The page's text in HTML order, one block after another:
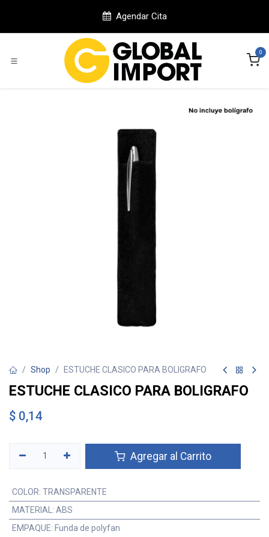
Agendar Cita
0
Shop ESTUCHE CLASICO PARA BOLIGRAFO
ESTUCHE CLASICO PARA BOLIGRAFO
$ 0,14
Agregar al Carrito
COLOR: TRANSPARENTE
MATERIAL : ABS
EMPAQUE: Funda de polyfan